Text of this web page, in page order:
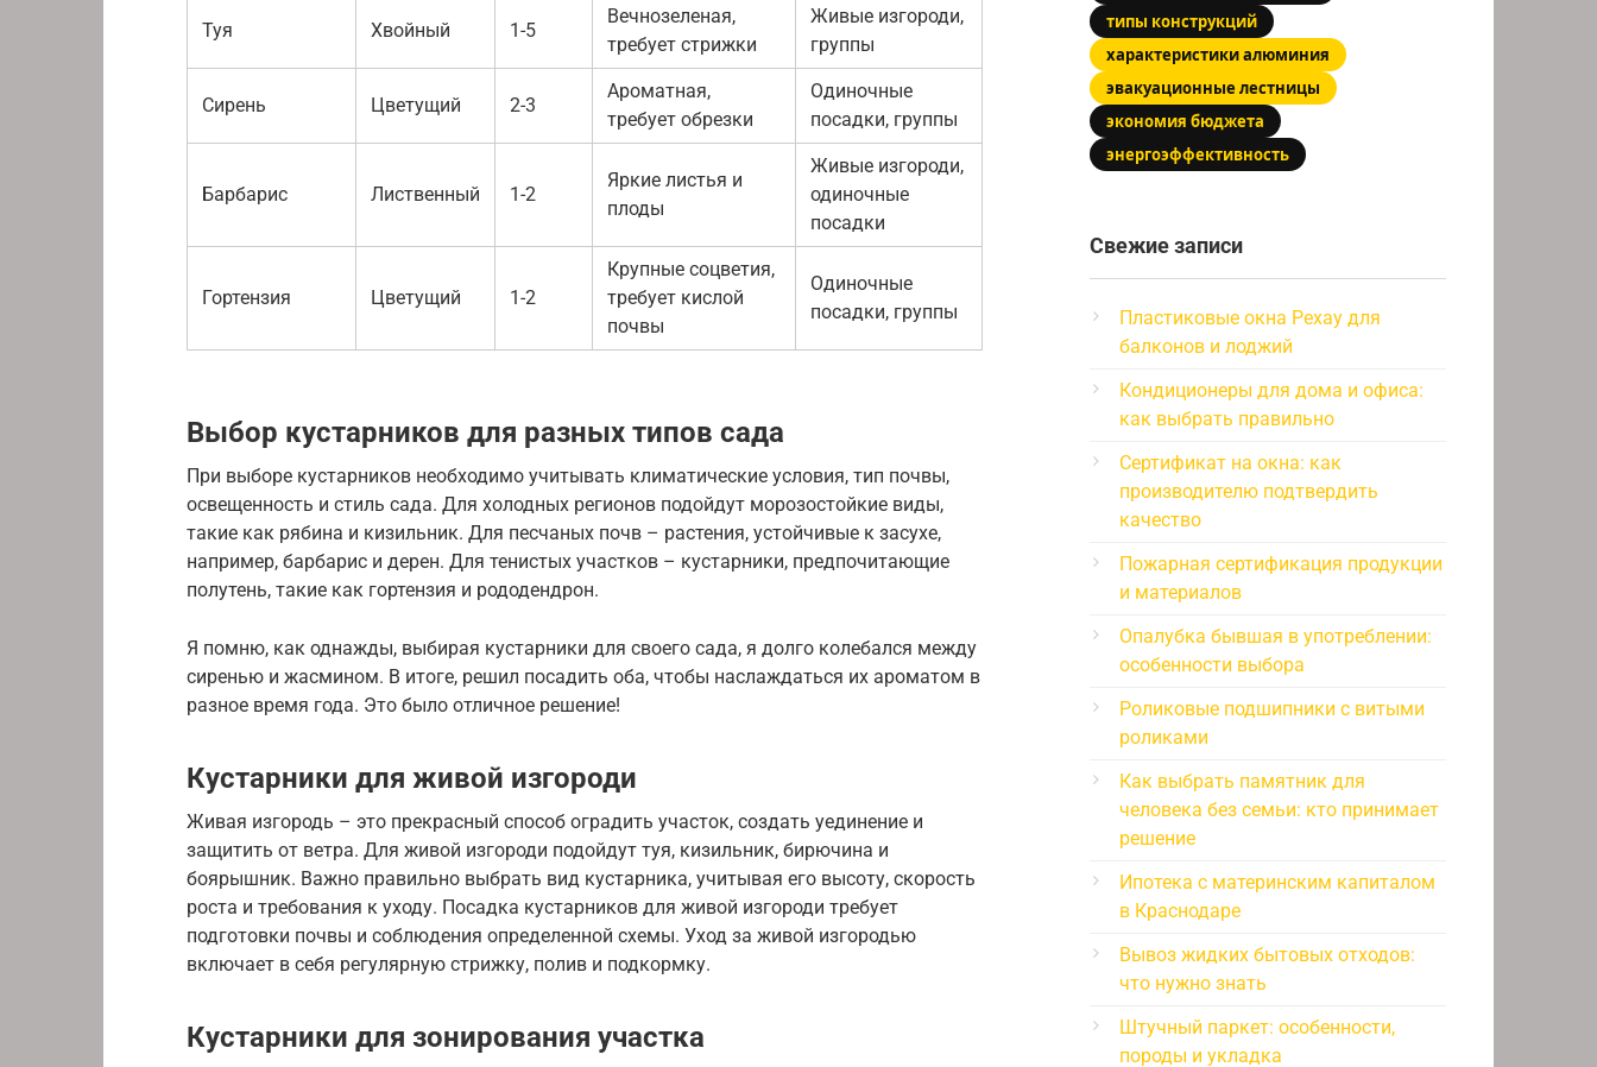
Туя Хвойный 1-5
Вечнозеленая,
требует стрижки
Живые изгороди,
группы
Сирень Цветущий 2-3
Ароматная,
требует обрезки
Одиночные
посадки, группы
Барбарис Лиственный 1-2
Яркие листья и
плоды
Живые изгороди,
одиночные
посадки
Гортензия Цветущий 1-2
Крупные соцветия,
требует кислой
почвы
Одиночные
посадки, группы
Выбор кустарников для разных типов сада
При выборе кустарников необходимо учитывать климатические условия, тип почвы,
освещенность и стиль сада. Для холодных регионов подойдут морозостойкие виды,
такие как рябина и кизильник. Для песчаных почв – растения, устойчивые к засухе,
например, барбарис и дерен. Для тенистых участков – кустарники, предпочитающие
полутень, такие как гортензия и рододендрон.
Я помню, как однажды, выбирая кустарники для своего сада, я долго колебался между
сиренью и жасмином. В итоге, решил посадить оба, чтобы наслаждаться их ароматом в
разное время года. Это было отличное решение!
Кустарники для живой изгороди
Живая изгородь – это прекрасный способ оградить участок, создать уединение и
защитить от ветра. Для живой изгороди подойдут туя, кизильник, бирючина и
боярышник. Важно правильно выбрать вид кустарника, учитывая его высоту, скорость
роста и требования к уходу. Посадка кустарников для живой изгороди требует
подготовки почвы и соблюдения определенной схемы. Уход за живой изгородью
включает в себя регулярную стрижку, полив и подкормку.
Кустарники для зонирования участка
типы конструкций
характеристики алюминия
эвакуационные лестницы
экономия бюджета
энергоэффективность
Свежие записи
Пластиковые окна Рехау для
балконов и лоджий
Кондиционеры для дома и офиса:
как выбрать правильно
Сертификат на окна: как
производителю подтвердить
качество
Пожарная сертификация продукции
и материалов
Опалубка бывшая в употреблении:
особенности выбора
Роликовые подшипники с витыми
роликами
Как выбрать памятник для
человека без семьи: кто принимает
решение
Ипотека с материнским капиталом
в Краснодаре
Вывоз жидких бытовых отходов:
что нужно знать
Штучный паркет: особенности,
породы и укладка